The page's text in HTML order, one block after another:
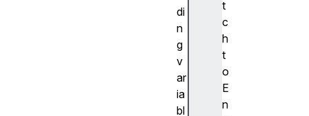
t
c
h
t
o
E
n
di
n
g
v
ar
ia
bl